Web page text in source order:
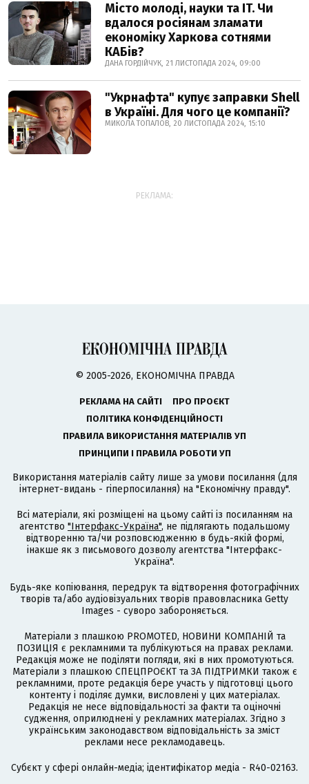
Місто молоді, науки та IT. Чи
вдалося росіянам зламати
економіку Харкова сотнями
КАБів?
ДАНА ГОРДІЙЧУК, 21 ЛИСТОПАДА 2024, 09:00
"Укрнафта" купує заправки Shell
в Україні. Для чого це компанії?
МИКОЛА ТОПАЛОВ, 20 ЛИСТОПАДА 2024, 15:10
РЕКЛАМА:
© 2005-2026, ЕКОНОМІЧНА ПРАВДА
РЕКЛАМА НА САЙТІ
ПРО ПРОЄКТ
ПОЛІТИКА КОНФІДЕНЦІЙНОСТІ
ПРАВИЛА ВИКОРИСТАННЯ МАТЕРІАЛІВ УП
ПРИНЦИПИ І ПРАВИЛА РОБОТИ УП
Використання матеріалів сайту лише за умови посилання (для
інтернет-видань - гіперпосилання) на "Економічну правду".
Всі матеріали, які розміщені на цьому сайті із посиланням на
агентство "Інтерфакс-Україна", не підлягають подальшому
відтворенню та/чи розповсюдженню в будь-якій формі,
інакше як з письмового дозволу агентства "Інтерфакс-
Україна".
Будь-яке копіювання, передрук та відтворення фотографічних
творів та/або аудіовізуальних творів правовласника Getty
Images - суворо забороняється.
Матеріали з плашкою PROMOTED, НОВИНИ КОМПАНІЙ та
ПОЗИЦІЯ є рекламними та публікуються на правах реклами.
Редакція може не поділяти погляди, які в них промотуються.
Матеріали з плашкою СПЕЦПРОЄКТ та ЗА ПІДТРИМКИ також є
рекламними, проте редакція бере участь у підготовці цього
контенту і поділяє думки, висловлені у цих матеріалах.
Редакція не несе відповідальності за факти та оціночні
судження, оприлюднені у рекламних матеріалах. Згідно з
українським законодавством відповідальність за зміст
реклами несе рекламодавець.
Cубєкт у сфері онлайн-медіа; ідентифікатор медіа - R40-02163.